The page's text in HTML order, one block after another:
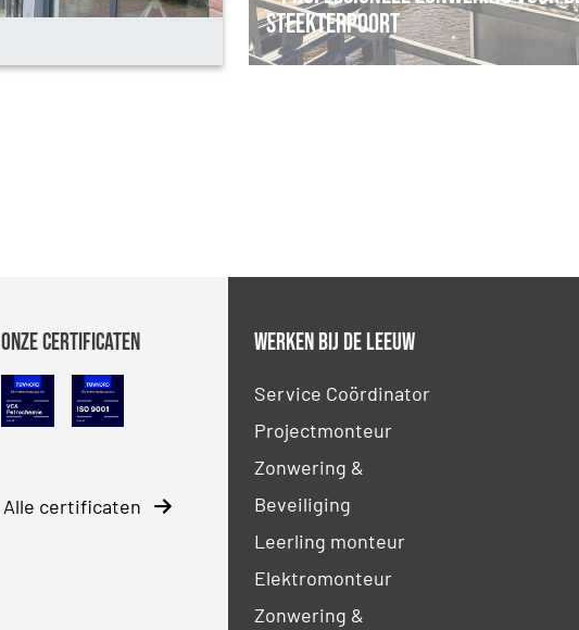
Steekterpoort
Onze certificaten
VCA PetrochemieNEN-EN-ISO 9001
CO2 Prestatieladder
Alle certificaten
Werken bij De Leeuw
Service Coördinator
Projectmonteur
Zonwering &
Beveiliging
Leerling monteur
Elektromonteur
Zonwering &